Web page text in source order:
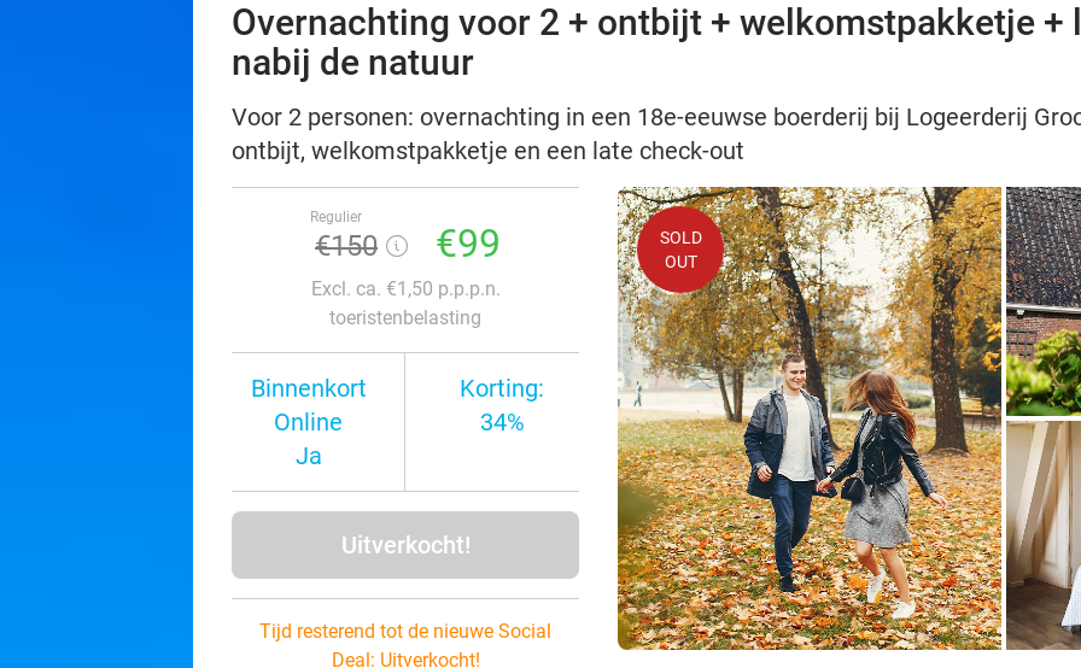
Overnachting voor 2 + ontbijt + welkomstpakketje +
nabij de natuur
Voor 2 personen: overnachting in een 18e-eeuwse boerderij bij Logeerderij
ontbijt, welkomstpakketje en een late check-out
Regulier
€150 €99
Excl. ca. €1,50 p.p.p.n.
toeristenbelasting
Binnenkort
Online
Ja
Korting:
34%
Uitverkocht!
Tijd resterend tot de nieuwe Social
Deal: Uitverkocht!
SOLD
OUT